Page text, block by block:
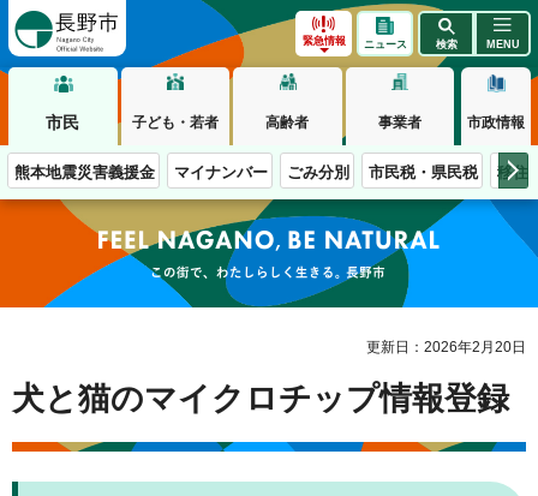
緊急情報 ニュース 検索 MENU
市民 子ども・若者 高齢者 事業者 市政情報
熊本地震災害義援金 マイナンバー ごみ分別 市民税・県民税 移住
この街で、わたしらしく生きる。長野市
更新日：2026年2月20日
犬と猫のマイクロチップ情報登録